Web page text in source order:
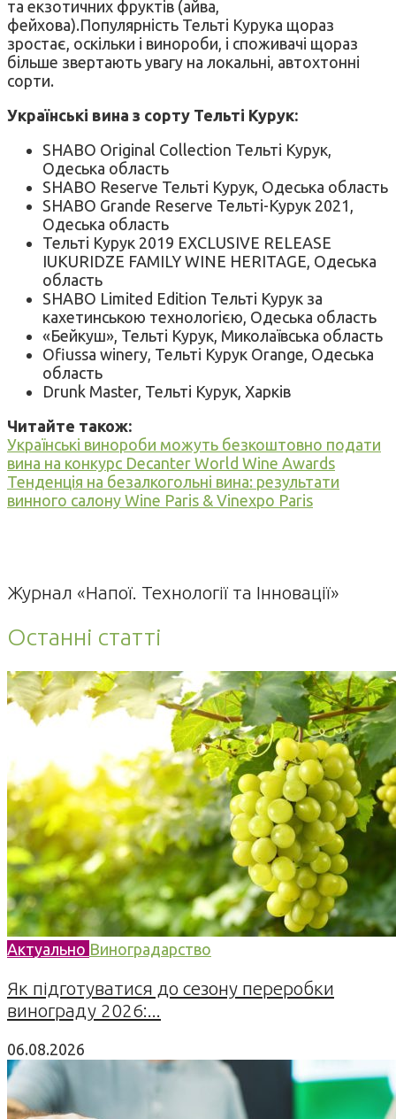
та екзотичних фруктів (айва,
фейхова).Популярність Тельті Курука щораз
зростає, оскільки і винороби, і споживачі щораз
більше звертають увагу на локальні, автохтонні
сорти.
Українські вина з сорту Тельті Курук:
SHABO Original Collection Тельті Курук,
Одеська область
SHABO Reserve Тельті Курук, Одеська область
SHABO Grande Reserve Тельті-Курук 2021,
Одеська область
Тельті Курук 2019 EXCLUSIVE RELEASE
IUKURIDZE FAMILY WINE HERITAGE, Одеська
область
SHABO Limited Edition Тельті Курук за
кахетинською технологією, Одеська область
«Бейкуш», Тельті Курук, Миколаївська область
Ofiussa winery, Тельті Курук Orange, Одеська
область
Drunk Master, Тельті Курук, Харків
Читайте також:
Українські винороби можуть безкоштовно подати
вина на конкурс Decanter World Wine Awards
Тенденція на безалкогольні вина: результати
винного салону Wine Paris & Vinexpo Paris
Журнал «Напої. Технології та Інновації»
Останні статті
Актуально Виноградарство
Як підготуватися до сезону переробки
винограду 2026:...
06.08.2026